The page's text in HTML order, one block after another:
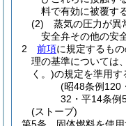
料で有効に被覆す
(2)
蒸気の圧力が異
安全弁その他の安
2
前項に規定するも
理の基準については、
く。)の規定を準用す
(昭48条例120
32・平14条例
(ストーブ)